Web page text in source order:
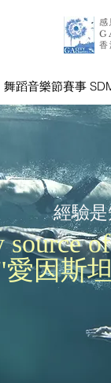
感
舞蹈音樂節賽事
經驗
source
愛因斯